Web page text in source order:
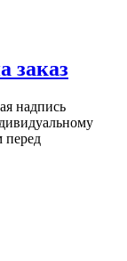
заказ
надпись
перед